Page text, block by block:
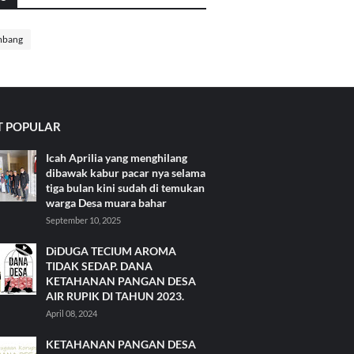
POPULAR
Icah Aprilia yang menghilang
dibawak kabur pacar nya selama
tiga bulan kini sudah di temukan
warga Desa muara bahar
September 10, 2025
DiDUGA TECIUM AROMA
TIDAK SEDAP. DANA
KETAHANAN PANGAN DESA
AIR RUPIK DI TAHUN 2023.
April 08, 2024
KETAHANAN PANGAN DESA